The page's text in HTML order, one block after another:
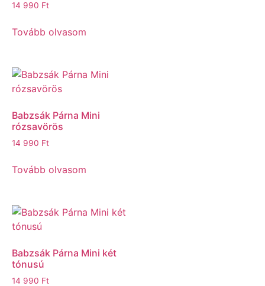
14 990 Ft
Tovább olvasom
Babzsák Párna Mini
rózsavörös
14 990 Ft
Tovább olvasom
Babzsák Párna Mini két
tónusú
14 990 Ft